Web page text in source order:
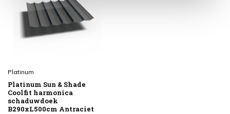
Platinum
Platinum Sun & Shade
Coolfit harmonica
schaduwdoek
B290xL500cm Antraciet